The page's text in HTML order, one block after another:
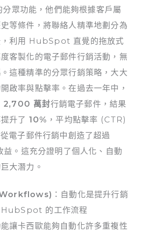
眾功能，他們能夠根據客戶屬
等條件，將聯絡人精準地劃分為
，利用 HubSpot 直覺的拖放式
客製化的電子郵件行銷活動，無
這種精準的分眾行銷策略，大大
啟率與點擊率。在過去一年中，
2,700 萬封行銷電子郵件，結果
升了 10% ，平均點擊率 (CTR)
從電子郵件行銷中創造了超過
益。這充分證明了個人化、自動
大潛力。
：自動化是提升行銷
HubSpot 的工作流程
卡西歐能夠自動化許多重複性